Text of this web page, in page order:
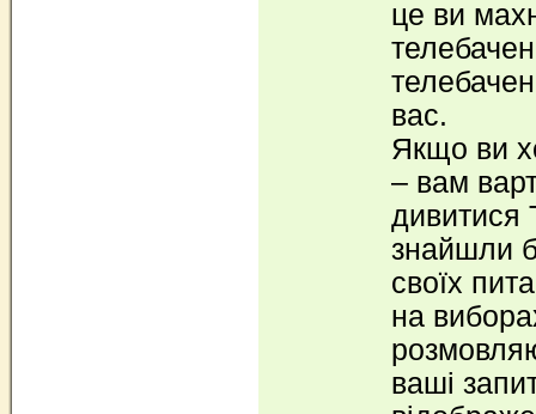
це ви
вас.
Якщо ви
– вам
дивитися
знайшли б
своїх
на
ваші